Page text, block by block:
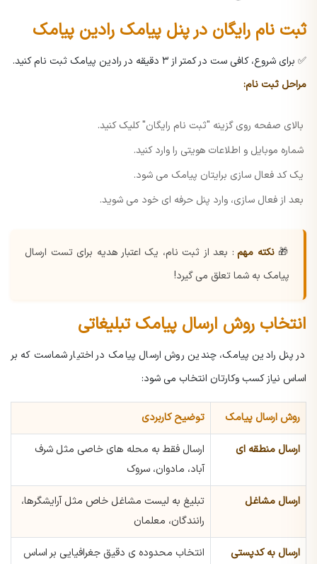
ثبت نام رایگان در پنل پیامک رادین پیامک
✅ برای شروع، کافی ست در کمتر از ۳ دقیقه در رادین پیامک ثبت نام کنید.
مراحل ثبت نام:
بالای صفحه روی گزینه "ثبت نام رایگان" کلیک کنید.
شماره موبایل و اطلاعات هویتی را وارد کنید.
یک کد فعال سازی برایتان پیامک می شود.
بعد از فعال سازی، وارد پنل حرفه ای خود می شوید.
🎁نکته مهم: بعد از ثبت نام، یک اعتبار هدیه برای تست ارسال
پیامک به شما تعلق می گیرد!
انتخاب روش ارسال پیامک تبلیغاتی
در پنل رادین پیامک، چندین روش ارسال پیامک در اختیار شماست که بر
اساس نیاز کسب وکارتان انتخاب می شود:
روش ارسال پیامک توضیح کاربردی
ارسال منطقه ای
ارسال فقط به محله های خاصی مثل شرف
آباد، مادوان، سروک
ارسال مشاغل
تبلیغ به لیست مشاغل خاص مثل آرایشگرها،
رانندگان، معلمان
ارسال به کدپستی
انتخاب محدوده ی دقیق جغرافیایی بر اساس